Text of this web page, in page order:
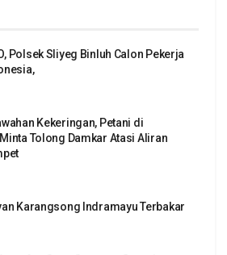
Polsek Sliyeg Binluh Calon Pekerja
Kekeringan, Petani di
Tolong Damkar Atasi Aliran
Karangsong Indramayu Terbakar